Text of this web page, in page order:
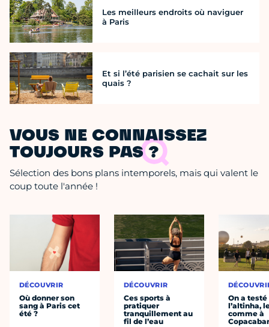
Les meilleurs endroits où naviguer
à Paris
Et si l’été parisien se cachait sur les
quais ?
VOUS NE CONNAISSEZ
TOUJOURS PAS ?
Sélection des bons plans intemporels, mais qui valent le
coup toute l'année !
DÉCOUVRIR
Où donner son
sang à Paris cet
été ?
DÉCOUVRIR
Ces sports à
pratiquer
tranquillement au
fil de l’eau
On a testé
l’altinha,
comme à